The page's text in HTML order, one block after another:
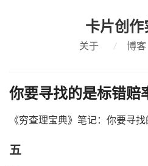
卡片创作
关于 / 博客
你要寻找的是标错赔
《穷查理宝典》笔记：你要寻
五